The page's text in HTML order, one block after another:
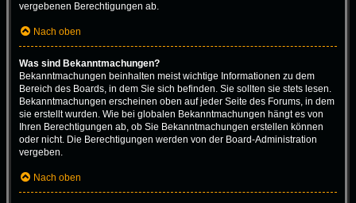
vergebenen Berechtigungen ab.
Nach oben
Was sind Bekanntmachungen?
Bekanntmachungen beinhalten meist wichtige Informationen zu dem
Bereich des Boards, in dem Sie sich befinden. Sie sollten sie stets lesen.
Bekanntmachungen erscheinen oben auf jeder Seite des Forums, in dem
sie erstellt wurden. Wie bei globalen Bekanntmachungen hängt es von
Ihren Berechtigungen ab, ob Sie Bekanntmachungen erstellen können
oder nicht. Die Berechtigungen werden von der Board-Administration
vergeben.
Nach oben